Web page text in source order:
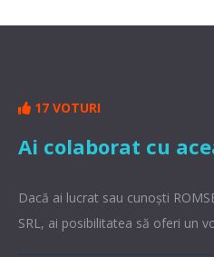
17 VOTURI
Ai colaborat cu
Dacă ai lucrat sau cunoşti
SRL, ai posibilitatea să oferi un